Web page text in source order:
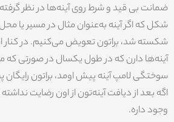
ضمانت بی قید و شرط روی آینه‌ها در نظر
شکل که اگر آینه به‌عنوان مثال در مسیر یا
شکسته شد، براتون تعویض می‌کنیم. در کنار
آینه‌ها دارن که در طول یکسال در صورتی که
سوختگی لامپ آینه پیش اومد، براتون
اگه بعد از دیافت آینه‌تون از اون رضایت
وجود داره.